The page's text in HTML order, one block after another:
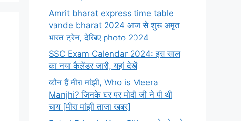
Amrit bharat express time table
vande bharat 2024 आज से शुरू अमृत
भारत ट्रेन, देखिए photo 2024
SSC Exam Calendar 2024: इस साल
का नया कैलेंडर जारी, यहां देखें
कौन हैं मीरा मांझी, Who is Meera
Manjhi? जिनके घर पर मोदी जी ने पी थी
चाय [मीरा मांझी ताजा खबर]